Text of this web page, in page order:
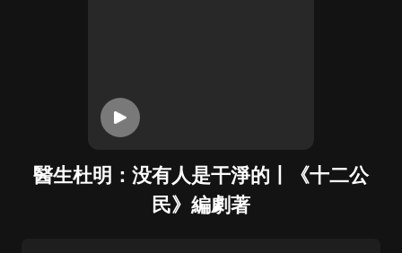
醫生杜明：没有人是干淨的丨《十二公
民》編劇著